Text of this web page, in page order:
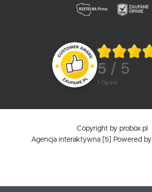
5 / 5
1 opinii
Copyright by probox.pl
Agencja interaktywna
[ti] Powered by